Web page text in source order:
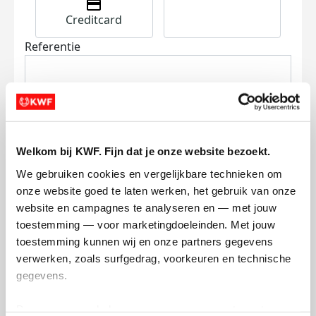
Welkom bij KWF. Fijn dat je onze website bezoekt.
We gebruiken cookies en vergelijkbare technieken om
onze website goed te laten werken, het gebruik van onze
website en campagnes te analyseren en — met jouw
toestemming — voor marketingdoeleinden. Met jouw
toestemming kunnen wij en onze partners gegevens
verwerken, zoals surfgedrag, voorkeuren en technische
gegevens.
Creditcard
Referentie
Ik wil bijdragen aan de transactiekosten
en betaal €0.75 extra.
Doneer nu
Opgehaald Streefbedrag